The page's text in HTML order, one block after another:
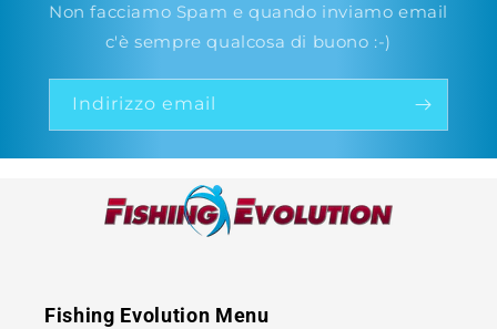
Non facciamo Spam e quando inviamo email
c'è sempre qualcosa di buono :-)
Indirizzo email
Fishing Evolution Menu